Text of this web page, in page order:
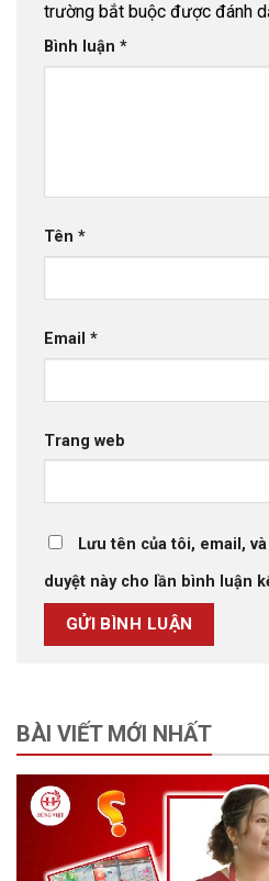
trường bắt buộc được đánh
Bình luận *
Tên *
Email *
Trang web
Lưu tên của tôi, email,
duyệt này cho lần bình luận
BÀI VIẾT MỚI NHẤT